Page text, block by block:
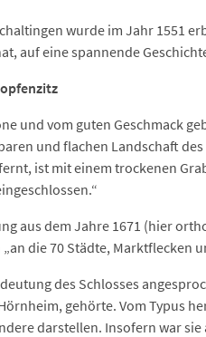
wurde im Jahr 1551
auf eine spannende
und vom guten Geschmack
und flachen Landschaft
ist mit einem trockenen
aus dem Jahre 1671 (hier
die 70 Städte, Marktflecken
des Schlosses
gehörte. Vom Typus
darstellen. Insofern war